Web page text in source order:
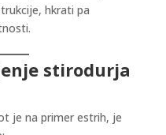
hkrati pa
stirodurja
je na primer estrih, je